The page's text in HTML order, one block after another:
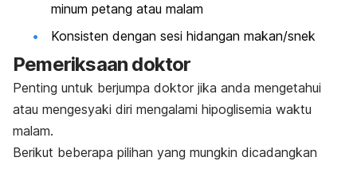
minum petang atau malam
Konsisten dengan sesi hidangan makan/snek
Pemeriksaan doktor
Penting untuk berjumpa doktor jika anda mengetahui
atau mengesyaki diri mengalami hipoglisemia waktu
malam.
Berikut beberapa pilihan yang mungkin dicadangkan